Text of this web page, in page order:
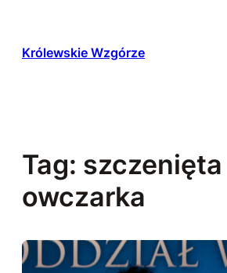
treści
Królewskie Wzgórze
Tag: szczenięta
owczarka